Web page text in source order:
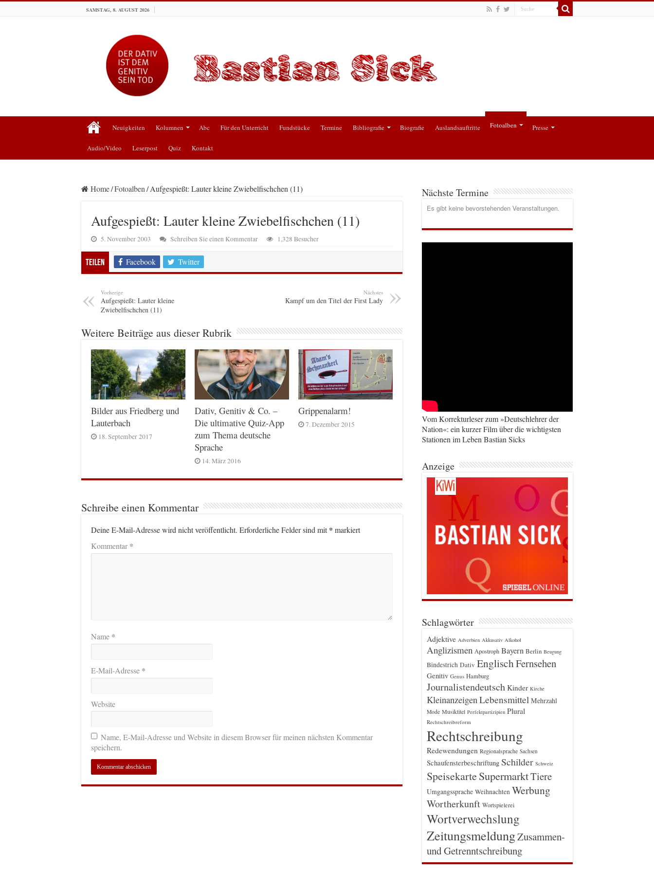
SAMSTAG, 8. AUGUST 2026
Neuigkeiten Kolumnen Abc Für den Unterricht Fundstücke Termine Bibliografie Biografie Auslandsauftritte Fotoalben Presse
Audio/Video Leserpost Quiz Kontakt
Home/Fotoalben/Aufgespießt: Lauter kleine Zwiebelfischchen (11)
Aufgespießt: Lauter kleine Zwiebelfischchen (11)
5. November 2003 Schreiben Sie einen Kommentar 1,328 Besucher
Teilen Facebook Twitter
Vorherige
Aufgespießt: Lauter kleine
Zwiebelfischchen (11)
Nächstes
Kampf um den Titel der First Lady
Weitere Beiträge aus dieser Rubrik
Bilder aus Friedberg und
Lauterbach
18. September 2017
Dativ, Genitiv & Co. –
Die ultimative Quiz-App
zum Thema deutsche
Sprache
14. März 2016
Grippenalarm!
7. Dezember 2015
Schreibe einen Kommentar
Deine E-Mail-Adresse wird nicht veröffentlicht. Erforderliche Felder sind mit* markiert
Kommentar*
Name *
E-Mail-Adresse *
Website
Name, E-Mail-Adresse und Website in diesem Browser für meinen nächsten Kommentar
speichern.
Nächste Termine
Es gibt keine bevorstehenden Veranstaltungen.
Vom Korrekturleser zum »Deutschlehrer der
Nation«: ein kurzer Film über die wichtigsten
Stationen im Leben Bastian Sicks
Anzeige
Schlagwörter
Adjektive Adverbien Akkusativ Alkohol
Anglizismen Apostroph Bayern Berlin Beugung
Bindestrich Dativ EnglischFernsehen
Genitiv Genus Hamburg
Journalistendeutsch Kinder Kirche
Kleinanzeigen Lebensmittel Mehrzahl
Mode Musiktitel Perfektpartizipien Plural
Rechtschreibreform
Rechtschreibung
Redewendungen Regionalsprache Sachsen
Schaufensterbeschriftung Schilder Schweiz
Speisekarte SupermarktTiere
Umgangssprache Weihnachten Werbung
Wortherkunft Wortspielerei
Wortverwechslung
ZeitungsmeldungZusammen-
und Getrenntschreibung